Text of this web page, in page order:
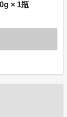
× 1瓶